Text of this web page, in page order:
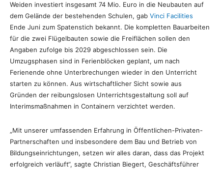
Weiden investiert insgesamt 74 Mio. Euro in die Neubauten auf
dem Gelände der bestehenden Schulen, gab Vinci Facilities
Ende Juni zum Spatenstich bekannt. Die kompletten Bauarbeiten
für die zwei Flügelbauten sowie die Freiflächen sollen den
Angaben zufolge bis 2029 abgeschlossen sein. Die
Umzugsphasen sind in Ferienblöcken geplant, um nach
Ferienende ohne Unterbrechungen wieder in den Unterricht
starten zu können. Aus wirtschaftlicher Sicht sowie aus
Gründen der reibungslosen Unterrichtsgestaltung soll auf
Interimsmaßnahmen in Containern verzichtet werden.
„Mit unserer umfassenden Erfahrung in Öffentlichen-Privaten-
Partnerschaften und insbesondere dem Bau und Betrieb von
Bildungseinrichtungen, setzen wir alles daran, dass das Projekt
erfolgreich verläuft“, sagte Christian Biegert, Geschäftsführer